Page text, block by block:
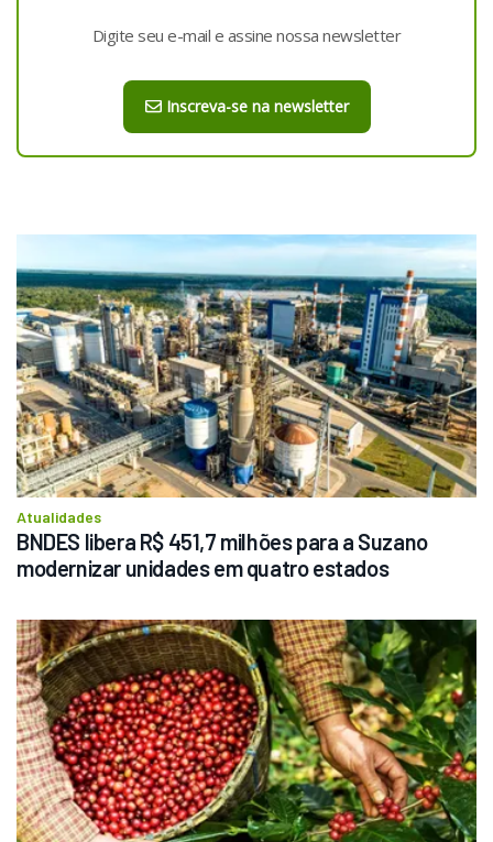
Digite seu e-mail e assine nossa newsletter
Inscreva-se na newsletter
Atualidades
BNDES libera R$ 451,7 milhões para a Suzano
modernizar unidades em quatro estados